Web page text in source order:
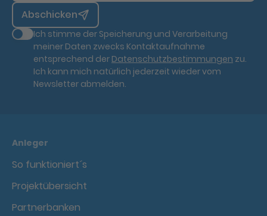
Abschicken
Ich stimme der Speicherung und Verarbeitung
meiner Daten zwecks Kontaktaufnahme
entsprechend der Datenschutzbestimmungen zu.
Ich kann mich natürlich jederzeit wieder vom
Newsletter abmelden.
Anleger
So funktioniert´s
Projektübersicht
Partnerbanken